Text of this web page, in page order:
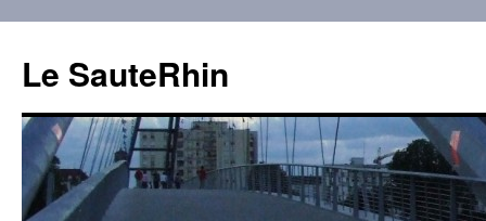
contenu
Le SauteRhin